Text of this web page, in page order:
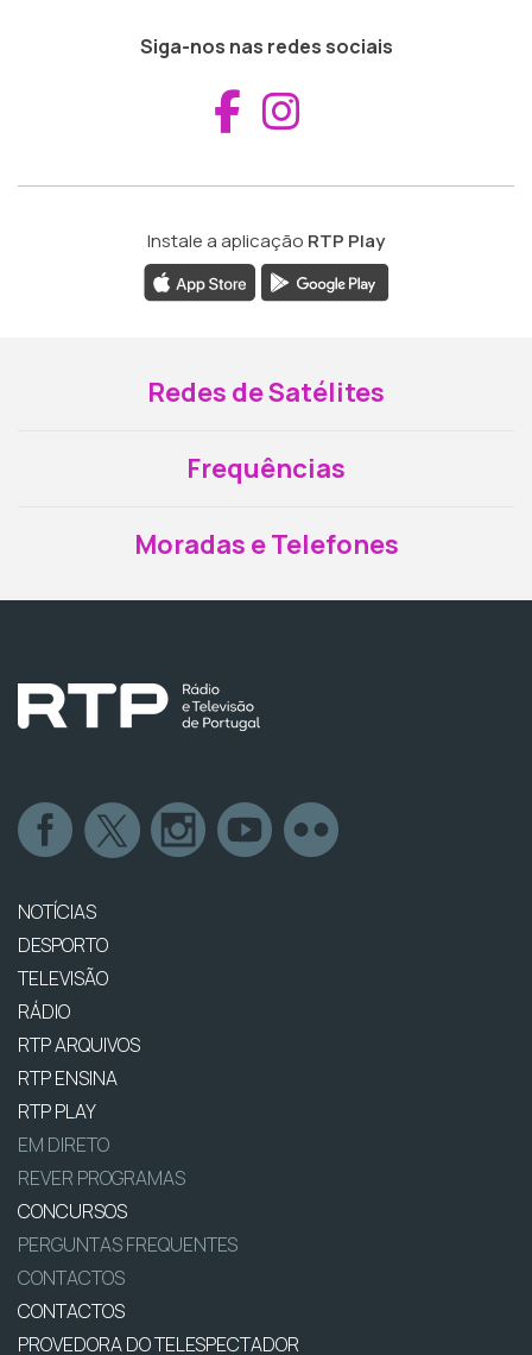
Siga-nos nas redes sociais
Aceder ao
Instale a aplicação RTP Play
Redes de Satélites
Frequências
Moradas e Telefones
NOTÍCIAS
DESPORTO
TELEVISÃO
RÁDIO
RTP ARQUIVOS
RTP ENSINA
RTP PLAY
EM DIRETO
REVER PROGRAMAS
CONCURSOS
PERGUNTAS FREQUENTES
CONTACTOS
CONTACTOS
PROVEDORA DO TELESPECTADOR